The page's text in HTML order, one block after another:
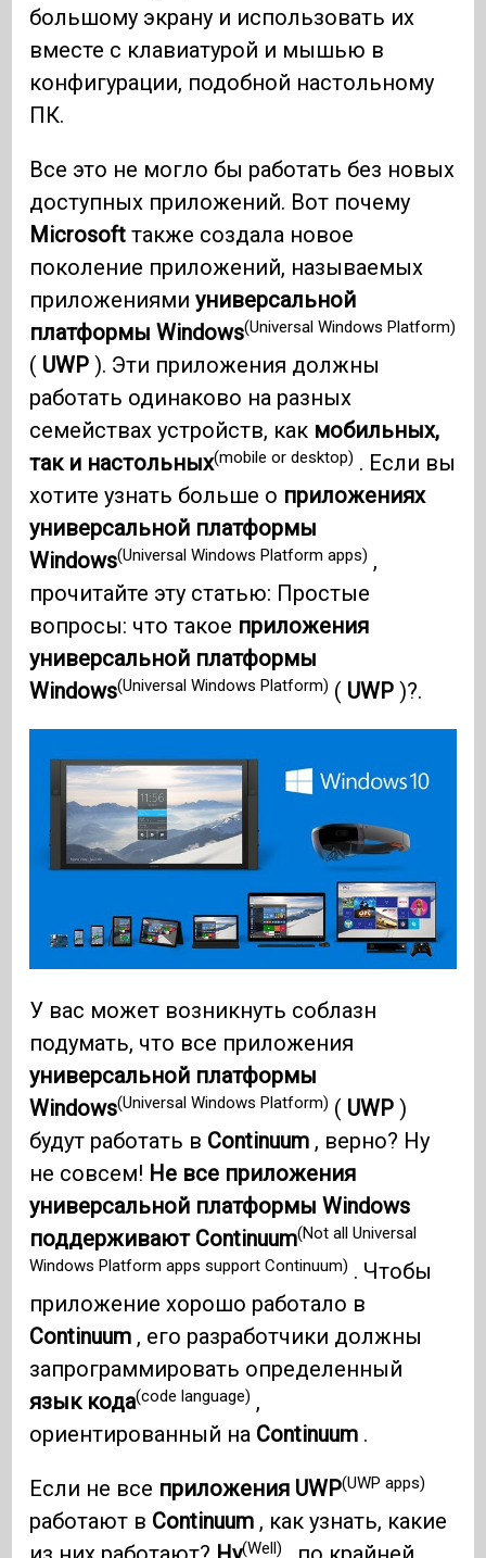
большому экрану и использовать их
вместе с клавиатурой и мышью в
конфигурации, подобной настольному
ПК.
Все это не могло бы работать без новых
доступных приложений. Вот почему
Microsoft также создала новое
поколение приложений, называемых
приложениямиуниверсальной
платформы Windows(Universal Windows Platform)
( UWP ). Эти приложения должны
работать одинаково на разных
семействах устройств, как мобильных,
так и настольных(mobile or desktop) . Если вы
хотите узнать больше о приложениях
универсальной платформы
Windows(Universal Windows Platform apps) ,
прочитайте эту статью: Простые
вопросы: что такое приложения
универсальной платформы
Windows(Universal Windows Platform) ( UWP )?.
У вас может возникнуть соблазн
подумать, что все приложения
универсальной платформы
Windows(Universal Windows Platform) ( UWP )
будут работать в Continuum , верно? Ну
не совсем! Не все приложения
универсальной платформы Windows
поддерживают Continuum(Not all Universal
Windows Platform apps support Continuum) . Чтобы
приложение хорошо работало в
Continuum , его разработчики должны
запрограммировать определенный
язык кода(code language) ,
ориентированный на Continuum .
Если не все приложения UWP(UWP apps)
работают в Continuum , как узнать, какие
(Well)